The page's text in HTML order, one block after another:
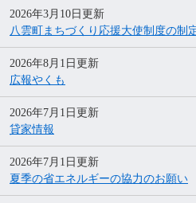
2026年3月10日更新
八雲町まちづくり応援大使制度の制
2026年8月1日更新
広報やくも
2026年7月1日更新
貸家情報
2026年7月1日更新
夏季の省エネルギーの協力のお願い